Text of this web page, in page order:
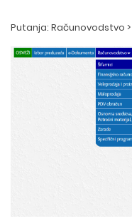
Putanja: Računovodstvo